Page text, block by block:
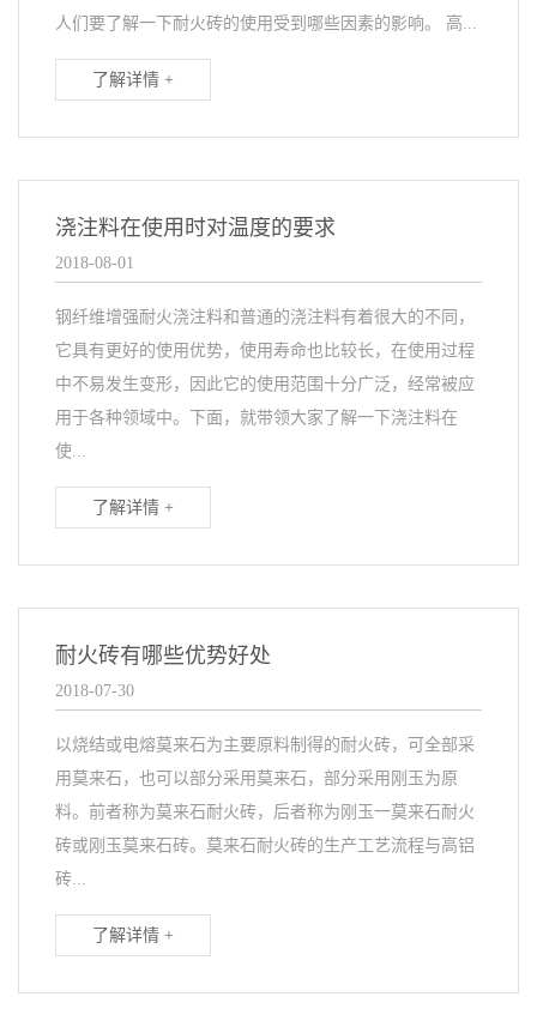
人们要了解一下耐火砖的使用受到哪些因素的影响。 高...
了解详情 +
浇注料在使用时对温度的要求
2018-08-01
钢纤维增强耐火浇注料和普通的浇注料有着很大的不同，
它具有更好的使用优势，使用寿命也比较长，在使用过程
中不易发生变形，因此它的使用范围十分广泛，经常被应
用于各种领域中。下面，就带领大家了解一下浇注料在
使...
了解详情 +
耐火砖有哪些优势好处
2018-07-30
以烧结或电熔莫来石为主要原料制得的耐火砖，可全部采
用莫来石，也可以部分采用莫来石，部分采用刚玉为原
料。前者称为莫来石耐火砖，后者称为刚玉一莫来石耐火
砖或刚玉莫来石砖。莫来石耐火砖的生产工艺流程与高铝
砖...
了解详情 +